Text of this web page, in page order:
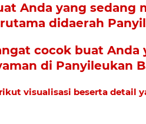
Anda yang sedang
didaerah
cocok buat
di Panyileukan
visualisasi beserta detail